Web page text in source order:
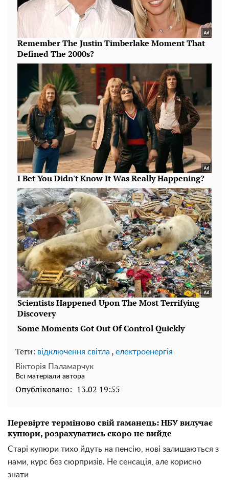
Теги: відключення світла , електроенергія
Вікторія Паламарчук
Всі матеріали автора
Опубліковано: 13.02 19:55
Перевірте терміново свій гаманець: НБУ вилучає
купюри, розрахуватись скоро не вийде
Старі купюри тихо йдуть на пенсію, нові залишаються з
нами, курс без сюрпризів. Не сенсація, але корисно
знати